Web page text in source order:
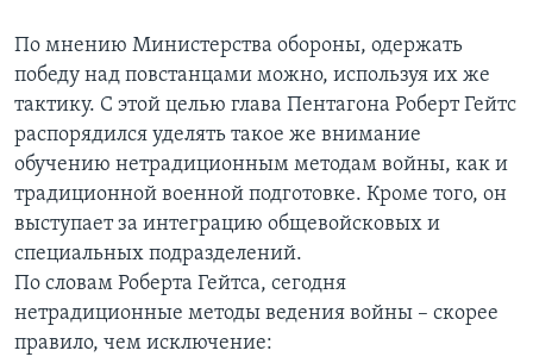
Learning English
СОЦИАЛЬНЫЕ СЕТИ
Языки
По мнению Министерства обороны, одержать
победу над повстанцами можно, используя их же
тактику. С этой целью глава Пентагона Роберт Гейтс
распорядился уделять такое же внимание
обучению нетрадиционным методам войны, как и
традиционной военной подготовке. Кроме того, он
выступает за интеграцию общевойсковых и
специальных подразделений.
По словам Роберта Гейтса, сегодня
нетрадиционные методы ведения войны – скорее
правило, чем исключение: